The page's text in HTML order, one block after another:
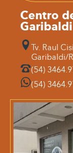
Centro
Garibaldi
Tv. Raul
Garibaldi/
(54)
(54)